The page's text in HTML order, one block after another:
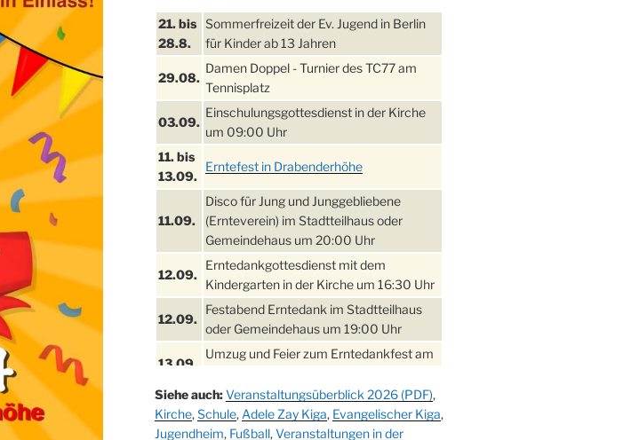
21. bis
28.8.
Sommerfreizeit der Ev. Jugend in Berlin
für Kinder ab 13 Jahren
29.08.
Damen Doppel - Turnier des TC77 am
Tennisplatz
03.09.
Einschulungsgottesdienst in der Kirche
um 09:00 Uhr
11. bis
13.09.
Erntefest in Drabenderhöhe
11.09.
Disco für Jung und Junggebliebene
(Ernteverein) im Stadtteilhaus oder
Gemeindehaus um 20:00 Uhr
12.09.
Erntedankgottesdienst mit dem
Kindergarten in der Kirche um 16:30 Uhr
12.09.
Festabend Erntedank im Stadtteilhaus
oder Gemeindehaus um 19:00 Uhr
13.09.
Umzug und Feier zum Erntedankfest am
19.09.
Schlagerabend im Stadtteilhaus
Drabenderhöhe
Siehe auch: Veranstaltungsüberblick 2026 (PDF),
Kirche,Schule, Adele Zay Kiga, Evangelischer Kiga,
Jugendheim, Fußball,Veranstaltungen in der